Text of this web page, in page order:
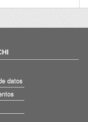
datos